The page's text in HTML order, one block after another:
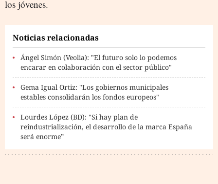
los jóvenes.
Noticias relacionadas
Ángel Simón (Veolia): "El futuro solo lo podemos
encarar en colaboración con el sector público"
Gema Igual Ortiz: "Los gobiernos municipales
estables consolidarán los fondos europeos"
Lourdes López (BD): "Si hay plan de
reindustrialización, el desarrollo de la marca España
será enorme”